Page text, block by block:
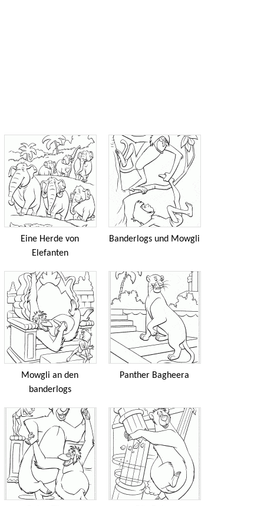
Eine Herde von
Elefanten
Banderlogs und Mowgli
Mowgli an den
banderlogs
Panther Bagheera